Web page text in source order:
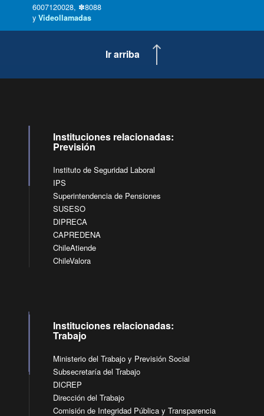
6007120028, ✽8088
y Videollamadas
Ir arriba
Instituciones relacionadas:
Previsión
Instituto de Seguridad Laboral
IPS
Superintendencia de Pensiones
SUSESO
DIPRECA
CAPREDENA
ChileAtiende
ChileValora
Instituciones relacionadas:
Trabajo
Ministerio del Trabajo y Previsión Social
Subsecretaría del Trabajo
DICREP
Dirección del Trabajo
Comisión de Integridad Pública y Transparencia